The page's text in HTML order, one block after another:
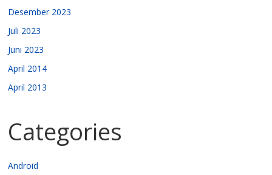
Desember 2023
Juli 2023
Juni 2023
April 2014
April 2013
Categories
Android